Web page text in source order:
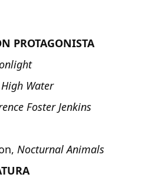
PROTAGONISTA
Water
Foster Jenkins
Nocturnal Animals